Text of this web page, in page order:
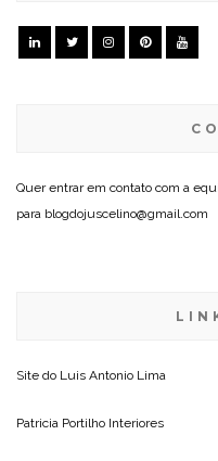
Quer entrar em contato com a
para blogdojuscelino@gmail.com
Site do Luis Antonio Lima
Patricia Portilho Interiores